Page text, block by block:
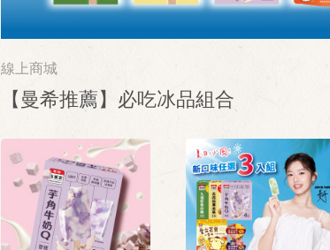
線上商城
【曼希推薦】必吃冰品組合